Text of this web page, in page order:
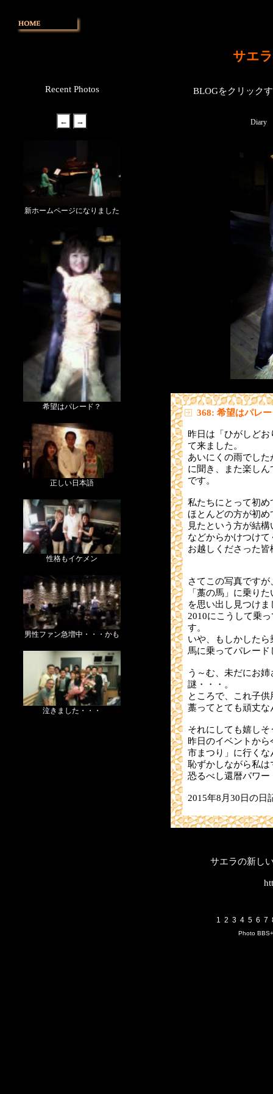
サエ
Recent Photos
新ホームページになりました
希望はパレード？
正しい日本語
性格もイケメン
男性ファン急増中・・・かも
泣きました・・・
BLOGをクリック
Diary
368: 希望はパレ
昨日は「ひがしど
て来ました。
あいにくの雨でし
に聞き、また楽し
です。
私たちにとって初
ほとんどの方が初
見たという方が結
などからかけつけ
お越しくださった
さてこの写真です
「藁の馬」に乗り
を思い出し見つけま
2010にこうして乗
す。
いや、もしかした
馬に乗ってパレード
う～む、未だにお
謎・・・。
ところで、これ子
藁ってとても頑丈な
それにしても嬉し
昨日のイベントか
市まつり」に行く
恥ずかしながら私
恐るべし還暦パワー
2015年8月30日の日
サエラの新し
1 2 3 4 5 6 7
Photo BBS+